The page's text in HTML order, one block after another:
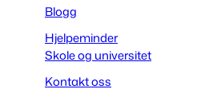
Blogg
Hjelpeminder
Skole og universitet
Kontakt oss